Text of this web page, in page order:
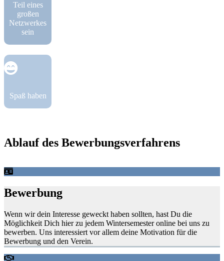
Teil eines
großen
Netzwerkes
sein
Spaß haben
Ablauf des Bewerbungsverfahrens
Bewerbung
Wenn wir dein Interesse geweckt haben sollten, hast Du die
Möglichkeit Dich hier zu jedem Wintersemester online bei uns zu
bewerben. Uns interessiert vor allem deine Motivation für die
Bewerbung und den Verein.